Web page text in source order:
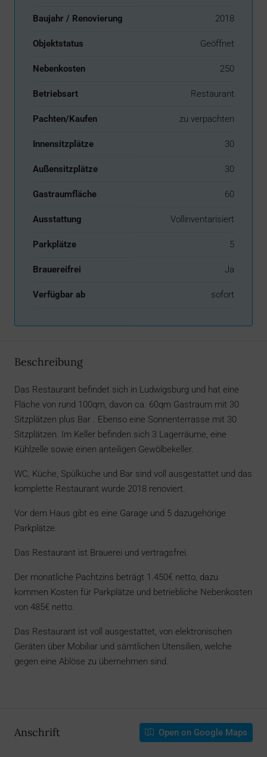
Baujahr / Renovierung 2018
Betriebsart Restaurant
Pachten/Kaufen zu verpachten
Innensitzplätze 30
Außensitzplätze 30
Gastraumfläche 60
Ausstattung Vollinventarisiert
Brauereifrei Ja
Parkplätze 5
Verfügbar ab sofort
Objektstatus Geöffnet
Nebenkosten 250
Beschreibung
Das Restaurant befindet sich in Ludwigsburg und hat eine
Fläche von rund 100qm, davon ca. 60qm Gastraum mit 30
Sitzplätzen plus Bar . Ebenso eine Sonnenterrasse mit 30
Sitzplätzen. Im Keller befinden sich 3 Lagerräume, eine
Kühlzelle sowie einen anteiligen Gewölbekeller.
WC, Küche, Spülküche und Bar sind voll ausgestattet und das
komplette Restaurant wurde 2018 renoviert.
Vor dem Haus gibt es eine Garage und 5 dazugehörige
Parkplätze.
Das Restaurant ist Brauerei und vertragsfrei.
Der monatliche Pachtzins beträgt 1.450€ netto, dazu
kommen Kosten für Parkplätze und betriebliche Nebenkosten
von 485€ netto.
Das Restaurant ist voll ausgestattet, von elektronischen
Geräten über Mobiliar und sämtlichen Utensilien, welche
gegen eine Ablöse zu übernehmen sind.
Anschrift Open on Google Maps